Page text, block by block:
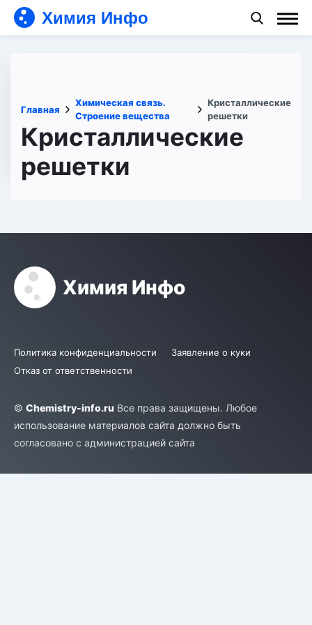
Химия Инфо
Главная
Химическая связь.
Строение вещества
Кристаллические
решетки
Кристаллические
решетки
Химия Инфо
Политика конфиденциальности
Заявление о куки
Отказ от ответственности
© Chemistry-info.ru Все права защищены. Любое
использование материалов сайта должно быть
согласовано с администрацией сайта